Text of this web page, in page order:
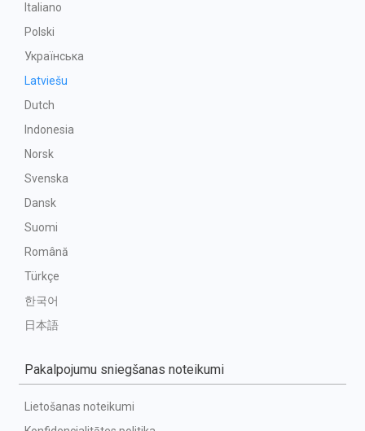
Italiano
Polski
Українська
Latviešu
Dutch
Indonesia
Norsk
Svenska
Dansk
Suomi
Română
Türkçe
한국어
日本語
Pakalpojumu sniegšanas noteikumi
Lietošanas noteikumi